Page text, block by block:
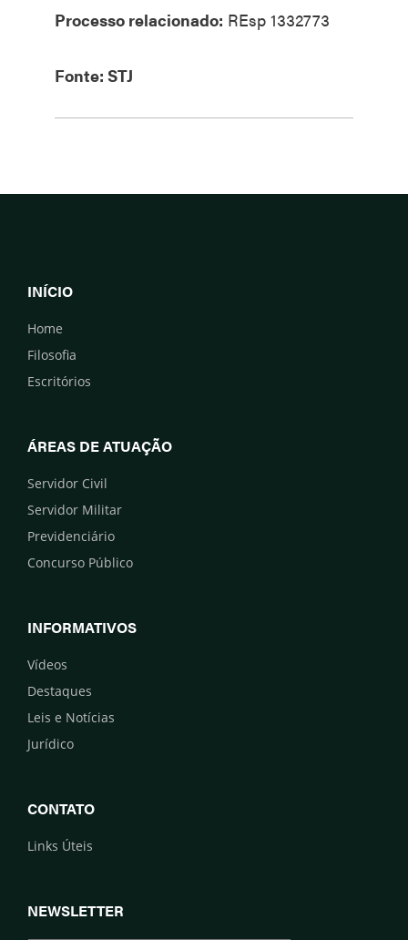
Processo relacionado: REsp 1332773
Fonte: STJ
INÍCIO
Home
Filosofia
Escritórios
ÁREAS DE ATUAÇÃO
Servidor Civil
Servidor Militar
Previdenciário
Concurso Público
INFORMATIVOS
Vídeos
Destaques
Leis e Notícias
Jurídico
CONTATO
Links Úteis
NEWSLETTER